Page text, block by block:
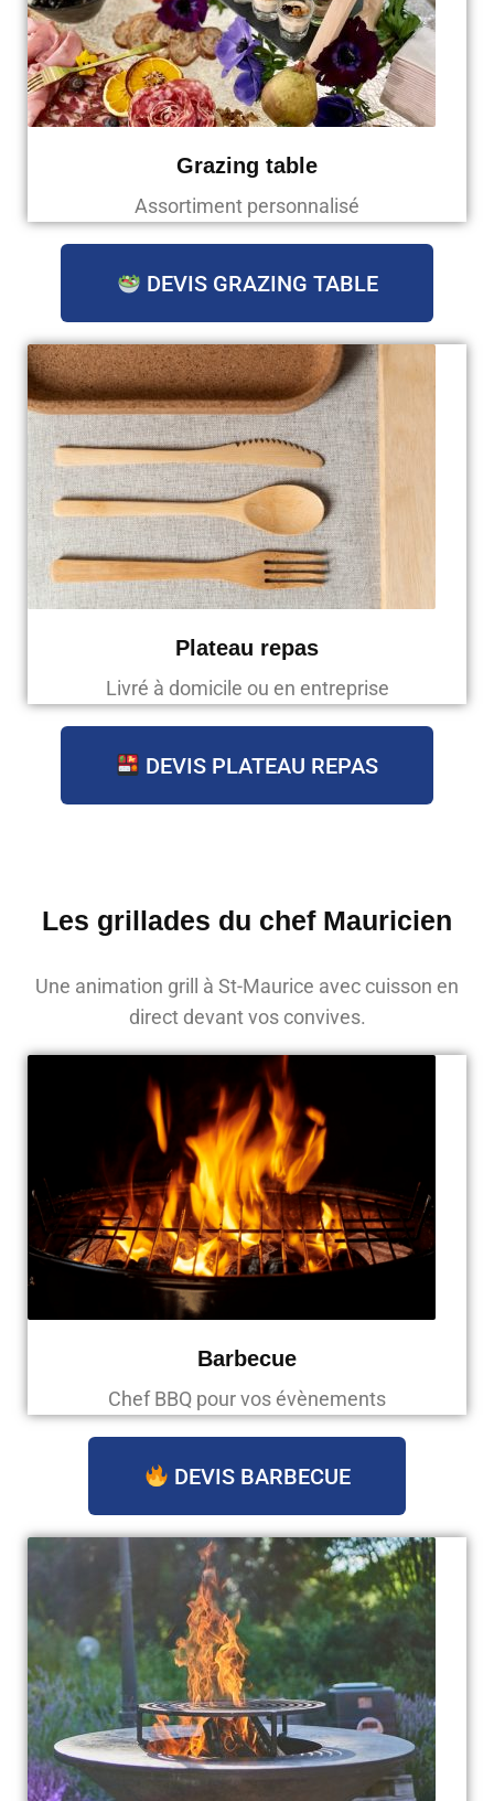
Grazing table
Assortiment personnalisé
DEVIS GRAZING TABLE
Plateau repas
Livré à domicile ou en entreprise
DEVIS PLATEAU REPAS
Les grillades du chef Mauricien
Une animation grill à St-Maurice avec cuisson en
direct devant vos convives.
Barbecue
Chef BBQ pour vos évènements
DEVIS BARBECUE